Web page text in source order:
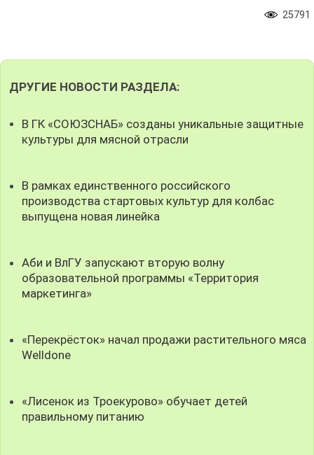
25791
ДРУГИЕ НОВОСТИ РАЗДЕЛА:
В ГК «СОЮЗСНАБ» созданы уникальные защитные
культуры для мясной отрасли
В рамках единственного российского
производства стартовых культур для колбас
выпущена новая линейка
Аби и ВлГУ запускают вторую волну
образовательной программы «Территория
маркетинга»
«Перекрёсток» начал продажи растительного мяса
Welldone
«Лисенок из Троекурово» обучает детей
правильному питанию